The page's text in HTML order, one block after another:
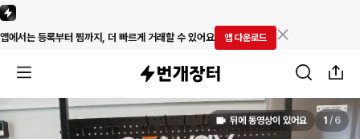
앱에서는 등록부터 찜까지, 더 빠르게 거래할 수 있어요 앱 다운로드
뒤에 동영상이 있어요 1 / 6